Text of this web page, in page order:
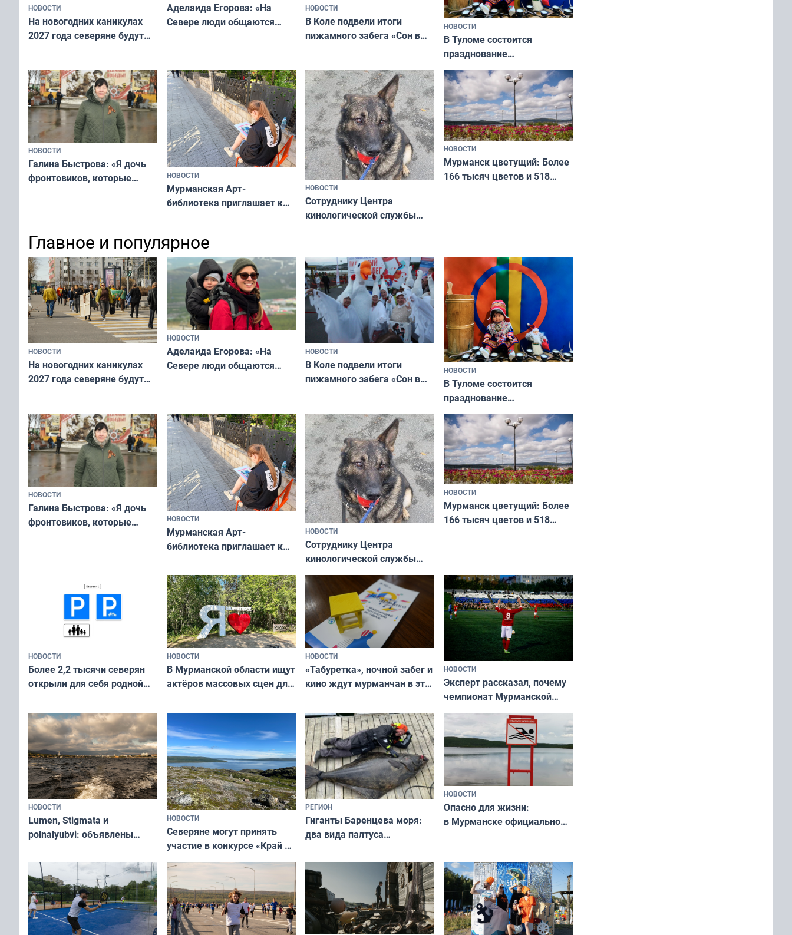
НОВОСТИ
На новогодних каникулах
2027 года северяне будут
Аделаида Егорова: «На
Севере люди общаются
НОВОСТИ
В Коле подвели итоги
пижамного забега «Сон в
НОВОСТИ
В Туломе состоится
празднование
Международного дня
коренных народов мира
НОВОСТИ
Галина Быстрова: «Я дочь
фронтовиков, которые
НОВОСТИ
Мурманская Арт-
библиотека приглашает к
НОВОСТИ
Сотруднику Центра
кинологической службы
НОВОСТИ
Мурманск цветущий: Более
166 тысяч цветов и 518
Главное и популярное
НОВОСТИ
На новогодних каникулах
2027 года северяне будут
НОВОСТИ
Аделаида Егорова: «На
Севере люди общаются
НОВОСТИ
В Коле подвели итоги
пижамного забега «Сон в
НОВОСТИ
В Туломе состоится
празднование
Международного дня
коренных народов мира
НОВОСТИ
Галина Быстрова: «Я дочь
фронтовиков, которые
НОВОСТИ
Мурманская Арт-
библиотека приглашает к
и фотографов
НОВОСТИ
Сотруднику Центра
кинологической службы
ищут новый дом
НОВОСТИ
Мурманск цветущий: Более
166 тысяч цветов и 518
НОВОСТИ
Более 2,2 тысячи северян
открыли для себя родной
«Туризм для своих»
НОВОСТИ
В Мурманской области ищут
актёров массовых сцен для
короткометражном фильме
НОВОСТИ
«Табуретка», ночной забег и
кино ждут мурманчан в эти
НОВОСТИ
Эксперт рассказал, почему
чемпионат Мурманской
области по футболу остался
незамеченным
НОВОСТИ
Lumen, Stigmata и
polnalyubvi: объявлены
«Имандра» в 2026 года
НОВОСТИ
Северяне могут принять
участие в конкурсе «Край у
северной границы: фотогид
по Печенгскому округу»
РЕГИОН
Гиганты Баренцева моря:
два вида палтуса
НОВОСТИ
Опасно для жизни:
в Мурманске официально